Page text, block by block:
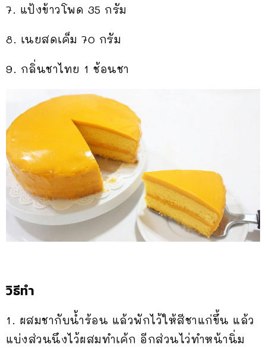
7. แป้งข้าวโพด 35 กรัม
8. เนยสดเค็ม 70 กรัม
9. กลิ่นชาไทย 1 ช้อนชา
วิธีทำ
1. ผสมชากับน้ำร้อน แล้วพักไว้ให้สีชาแก่ขึ้น แล้ว
แบ่งส่วนนึงไว้ผสมทำเค้ก อีกส่วนไว่ทำหน้านิ่ม